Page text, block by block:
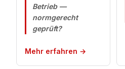
Betrieb —
normgerecht
geprüft?
Mehr erfahren →